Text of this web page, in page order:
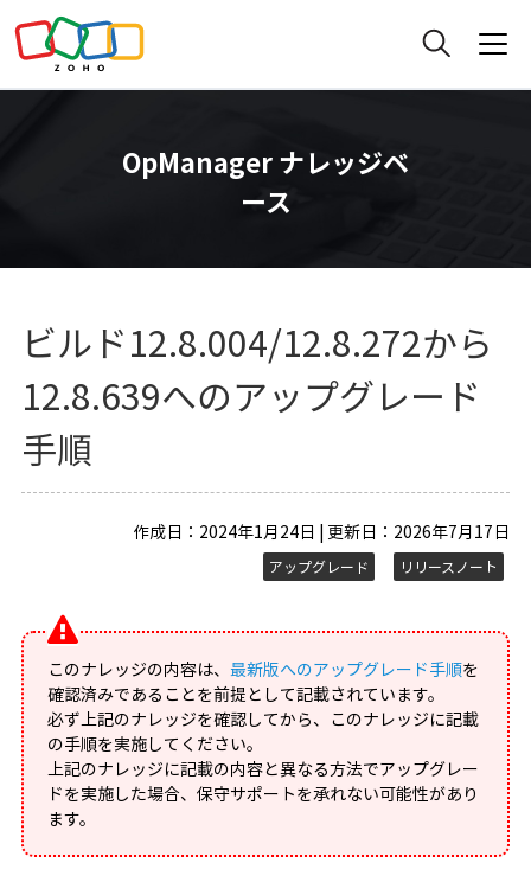
OpManager ナレッジベ
ース
ビルド12.8.004/12.8.272から
12.8.639へのアップグレード
手順
作成日：2024年1月24日 | 更新日：2026年7月17日
アップグレード リリースノート
このナレッジの内容は、 最新版へのアップグレード手順を
確認済みであることを前提として記載されています。
必ず上記のナレッジを確認してから、このナレッジに記載
の手順を実施してください。
上記のナレッジに記載の内容と異なる方法でアップグレー
ドを実施した場合、保守サポートを承れない可能性があり
ます。